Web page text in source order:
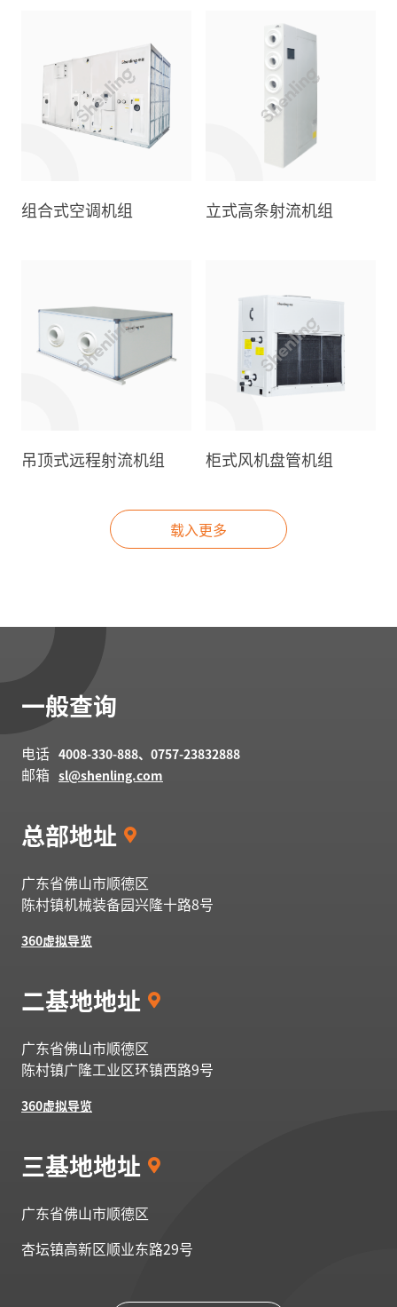
组合式空调机组 立式高条射流机组
吊顶式远程射流机组 柜式风机盘管机组
载入更多
一般查询
电话 4008-330-888、0757-23832888
邮箱 sl@shenling.com
总部地址
广东省佛山市顺德区
陈村镇机械装备园兴隆十路8号
360虚拟导览
二基地地址
广东省佛山市顺德区
陈村镇广隆工业区环镇西路9号
360虚拟导览
三基地地址
广东省佛山市顺德区
杏坛镇高新区顺业东路29号